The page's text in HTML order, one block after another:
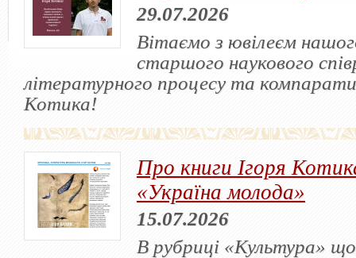
29.07.2026
Вітаємо з ювілеєм
старшого наукового
літературного процесу та
Котика!
Про книги Ігоря
«Україна молода»
15.07.2026
В рубриці «Культура»